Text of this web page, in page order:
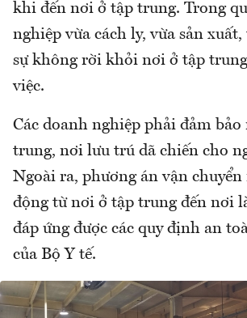
khi đến nơi ở tập trung. Trong
nghiệp vừa cách ly, vừa sản
sự không rời khỏi nơi ở tập
việc.
Các doanh nghiệp phải đảm
trung, nơi lưu trú dã chiến cho
Ngoài ra, phương án vận chuyển
động từ nơi ở tập trung đến nơi
đáp ứng được các quy định an
của Bộ Y tế.